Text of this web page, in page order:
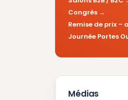
Congrès
Remise de prix –
Journée Portes
Médias